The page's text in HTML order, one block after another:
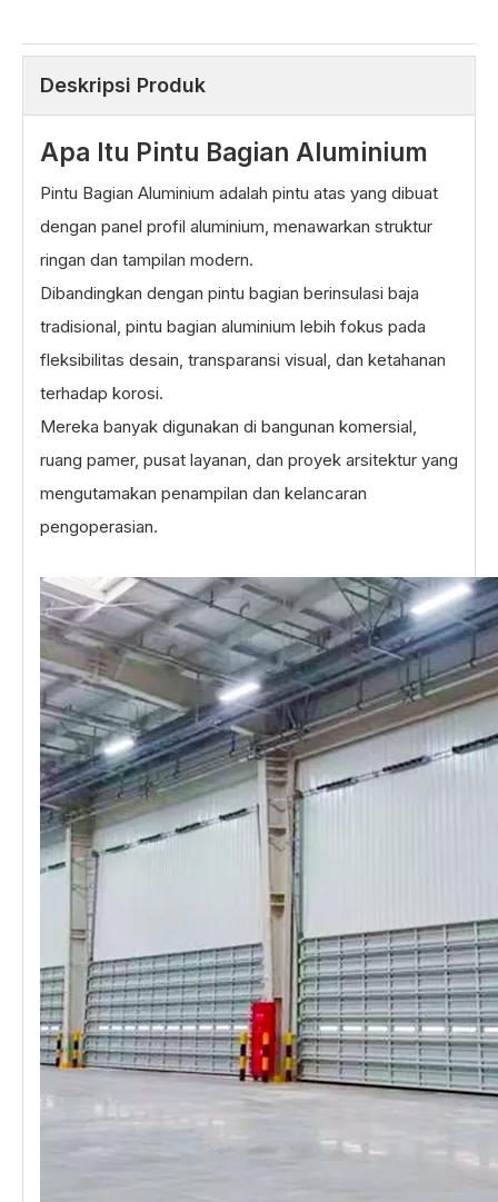
Deskripsi Produk
Apa Itu Pintu Bagian Aluminium
Pintu Bagian Aluminium adalah pintu atas yang dibuat
dengan panel profil aluminium, menawarkan struktur
ringan dan tampilan modern.
Dibandingkan dengan pintu bagian berinsulasi baja
tradisional, pintu bagian aluminium lebih fokus pada
fleksibilitas desain, transparansi visual, dan ketahanan
terhadap korosi.
Mereka banyak digunakan di bangunan komersial,
ruang pamer, pusat layanan, dan proyek arsitektur yang
mengutamakan penampilan dan kelancaran
pengoperasian.